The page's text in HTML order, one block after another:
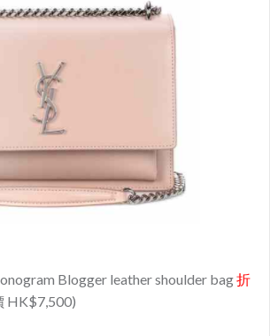
Blogger leather shoulder bag折
HK$7,500)